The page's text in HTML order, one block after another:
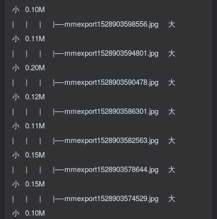
小 0.10M
| | | |—-mmexport1528903598556.jpg 大
小 0.11M
| | | |—-mmexport1528903594801.jpg 大
小 0.20M
| | | |—-mmexport1528903590478.jpg 大
小 0.12M
| | | |—-mmexport1528903586301.jpg 大
小 0.11M
| | | |—-mmexport1528903582563.jpg 大
小 0.15M
| | | |—-mmexport1528903578644.jpg 大
小 0.15M
| | | |—-mmexport1528903574529.jpg 大
小 0.10M